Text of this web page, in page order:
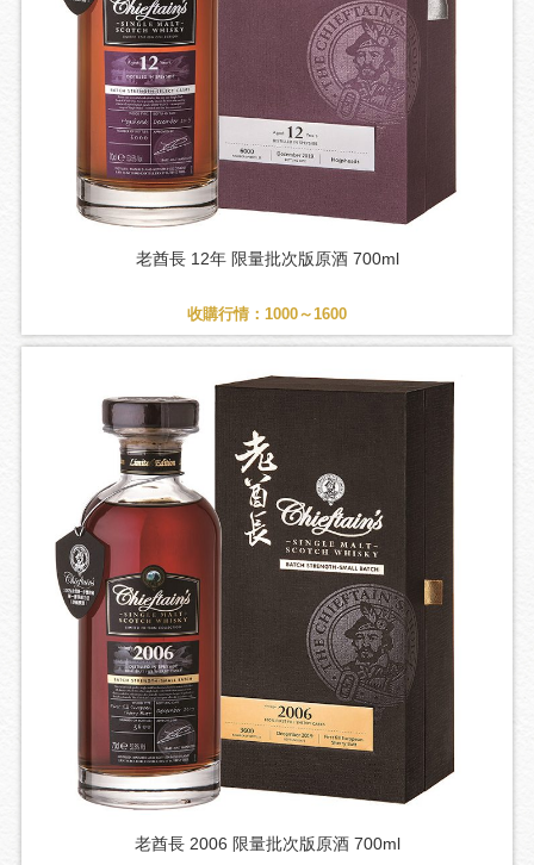
老酋長 12年 限量批次版原酒 700ml
收購行情：1000～1600
老酋長 2006 限量批次版原酒 700ml